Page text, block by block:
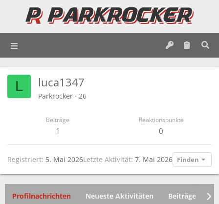
L luca1347
Parkrocker · 26
Beiträge
1
Reaktionspunkte
0
Registriert 5. Mai 2026Letzte Aktivität 7. Mai 2026 Finden
Profilnachrichten Neueste Aktivitäten Beiträge